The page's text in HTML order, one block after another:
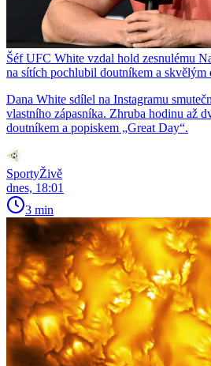
Šéf UFC White vzdal hold zesnulému
na sítích pochlubil doutníkem a skvělým
Dana White sdílel na Instagramu
vlastního zápasníka. Zhruba hodinu až
doutníkem a popiskem „Great Day“.
SportyŽivě
dnes, 18:01
3 min